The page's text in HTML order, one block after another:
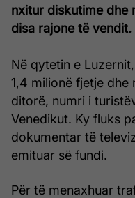
nxitur diskutime dhe
disa rajone të vendit.
Në qytetin e
1,4 milionë fjetje
ditorë, numri i
Venedikut. Ky fluks
dokumentar të
emituar së fundi.
Për të menaxhuar